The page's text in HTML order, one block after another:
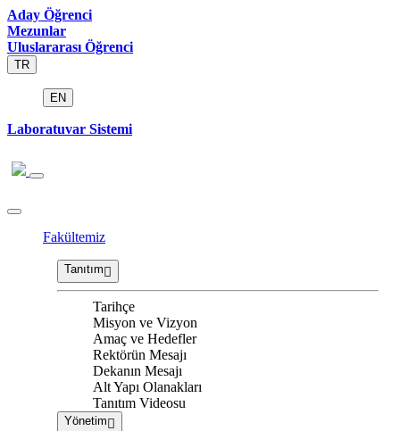
Aday Öğrenci
Mezunlar
Uluslararası Öğrenci
TR
EN
Laboratuvar Sistemi
Fakültemiz
Tanıtım
Tarihçe
Misyon ve Vizyon
Amaç ve Hedefler
Rektörün Mesajı
Dekanın Mesajı
Alt Yapı Olanakları
Tanıtım Videosu
Yönetim